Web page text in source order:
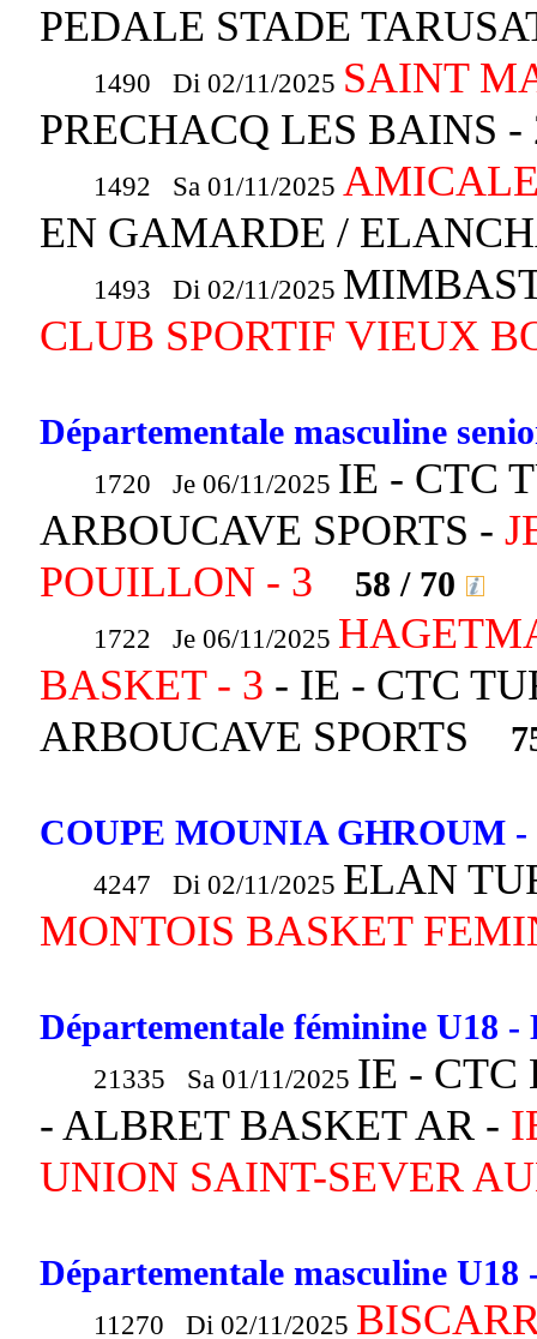
PEDALE STADE
1490 Di 02/11/2025 SAINT
PRECHACQ LES BAINS
1492 Sa 01/11/2025
EN GAMARDE /
1493 Di 02/11/2025
CLUB SPORTIF VIEUX
Départementale masculine
1720 Je 06/11/2025 IE - CTC
ARBOUCAVE SPORTS -
POUILLON - 3
58 / 70
1722 Je 06/11/2025
BASKET - 3 - IE - CTC
ARBOUCAVE SPORTS
COUPE MOUNIA GHROUM
4247 Di 02/11/2025 ELAN
MONTOIS BASKET
Départementale féminine U18 -
21335 Sa 01/11/2025 IE - CTC
- ALBRET BASKET AR -
UNION SAINT-SEVER
Départementale masculine U18
11270 Di 02/11/2025